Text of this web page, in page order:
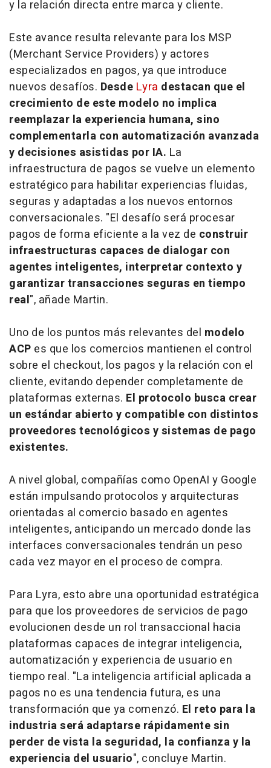
y la relación directa entre marca y cliente.
Este avance resulta relevante para los MSP
(Merchant Service Providers) y actores
especializados en pagos, ya que introduce
nuevos desafíos. Desde Lyra destacan que el
crecimiento de este modelo no implica
reemplazar la experiencia humana, sino
complementarla con automatización avanzada
y decisiones asistidas por IA. La
infraestructura de pagos se vuelve un elemento
estratégico para habilitar experiencias fluidas,
seguras y adaptadas a los nuevos entornos
conversacionales. "El desafío será procesar
pagos de forma eficiente a la vez de construir
infraestructuras capaces de dialogar con
agentes inteligentes, interpretar contexto y
garantizar transacciones seguras en tiempo
real", añade Martin.
Uno de los puntos más relevantes del modelo
ACP es que los comercios mantienen el control
sobre el checkout, los pagos y la relación con el
cliente, evitando depender completamente de
plataformas externas. El protocolo busca crear
un estándar abierto y compatible con distintos
proveedores tecnológicos y sistemas de pago
existentes.
A nivel global, compañías como OpenAI y Google
están impulsando protocolos y arquitecturas
orientadas al comercio basado en agentes
inteligentes, anticipando un mercado donde las
interfaces conversacionales tendrán un peso
cada vez mayor en el proceso de compra.
Para Lyra, esto abre una oportunidad estratégica
para que los proveedores de servicios de pago
evolucionen desde un rol transaccional hacia
plataformas capaces de integrar inteligencia,
automatización y experiencia de usuario en
tiempo real. "La inteligencia artificial aplicada a
pagos no es una tendencia futura, es una
transformación que ya comenzó. El reto para la
industria será adaptarse rápidamente sin
perder de vista la seguridad, la confianza y la
experiencia del usuario", concluye Martin.